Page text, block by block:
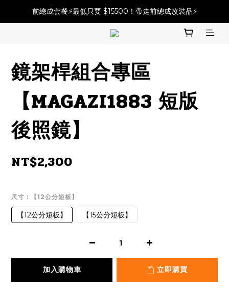
必改龍頭四件套⚡️不用五千六!! 優惠價只要 $ 4899💥
前總成套餐⚡️最低只要 $15500！帶走前總成改裝品⚡️
2025倒叉前總全方案✨A~F自由選✨點擊購買
鏡架桿組合專區
【MAGAZI1883 短版
後照鏡】
NT$2,300
尺寸 : 【12公分短板】
【12公分短板】 【15公分短板】
加入購物車 立即購買